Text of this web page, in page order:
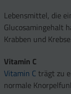
Lebensmittel, die
Glucosamingehalt
Krabben und Krebse.
Vitamin C
Vitamin C trägt zu
normale